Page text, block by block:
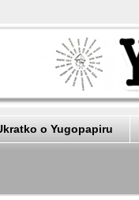
o Yugopapiru